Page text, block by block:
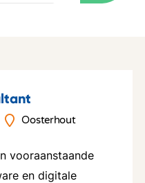
Oosterhout
vooraanstaande
en digitale